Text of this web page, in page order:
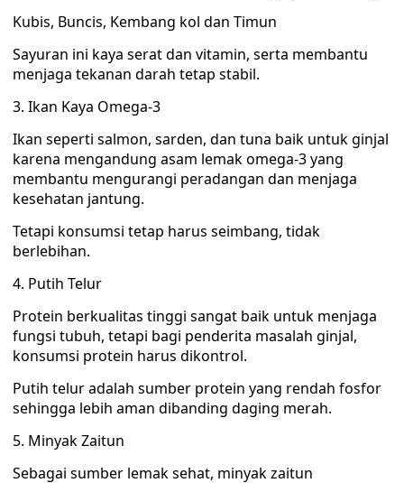
Kubis, Buncis, Kembang kol dan Timun
Sayuran ini kaya serat dan vitamin, serta membantu
menjaga tekanan darah tetap stabil.
3. Ikan Kaya Omega-3
Ikan seperti salmon, sarden, dan tuna baik untuk ginjal
karena mengandung asam lemak omega-3 yang
membantu mengurangi peradangan dan menjaga
kesehatan jantung.
Tetapi konsumsi tetap harus seimbang, tidak
berlebihan.
4. Putih Telur
Protein berkualitas tinggi sangat baik untuk menjaga
fungsi tubuh, tetapi bagi penderita masalah ginjal,
konsumsi protein harus dikontrol.
Putih telur adalah sumber protein yang rendah fosfor
sehingga lebih aman dibanding daging merah.
5. Minyak Zaitun
Sebagai sumber lemak sehat, minyak zaitun